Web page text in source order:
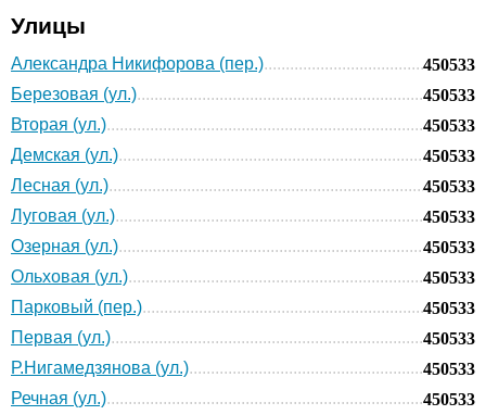
Улицы
Александра Никифорова (пер.)
450533
Березовая (ул.)
450533
Вторая (ул.)
450533
Демская (ул.)
450533
Лесная (ул.)
450533
Луговая (ул.)
450533
Озерная (ул.)
450533
Ольховая (ул.)
450533
Парковый (пер.)
450533
Первая (ул.)
450533
Р.Нигамедзянова (ул.)
450533
Речная (ул.)
450533